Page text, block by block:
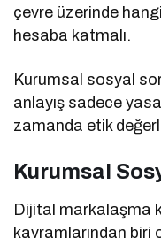
çevre üzerinde
hesaba katmalı.
Kurumsal sosyal
anlayış sadece
zamanda etik
Kurumsal
Dijital markalaşma
kavramlarından biri